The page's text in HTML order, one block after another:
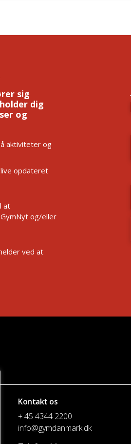
sig
dig
og
aktiviteter og
opdateret
at
og/eller
ved at
Kontakt os
+ 45 4344 2200
info@gymdanmark.dk